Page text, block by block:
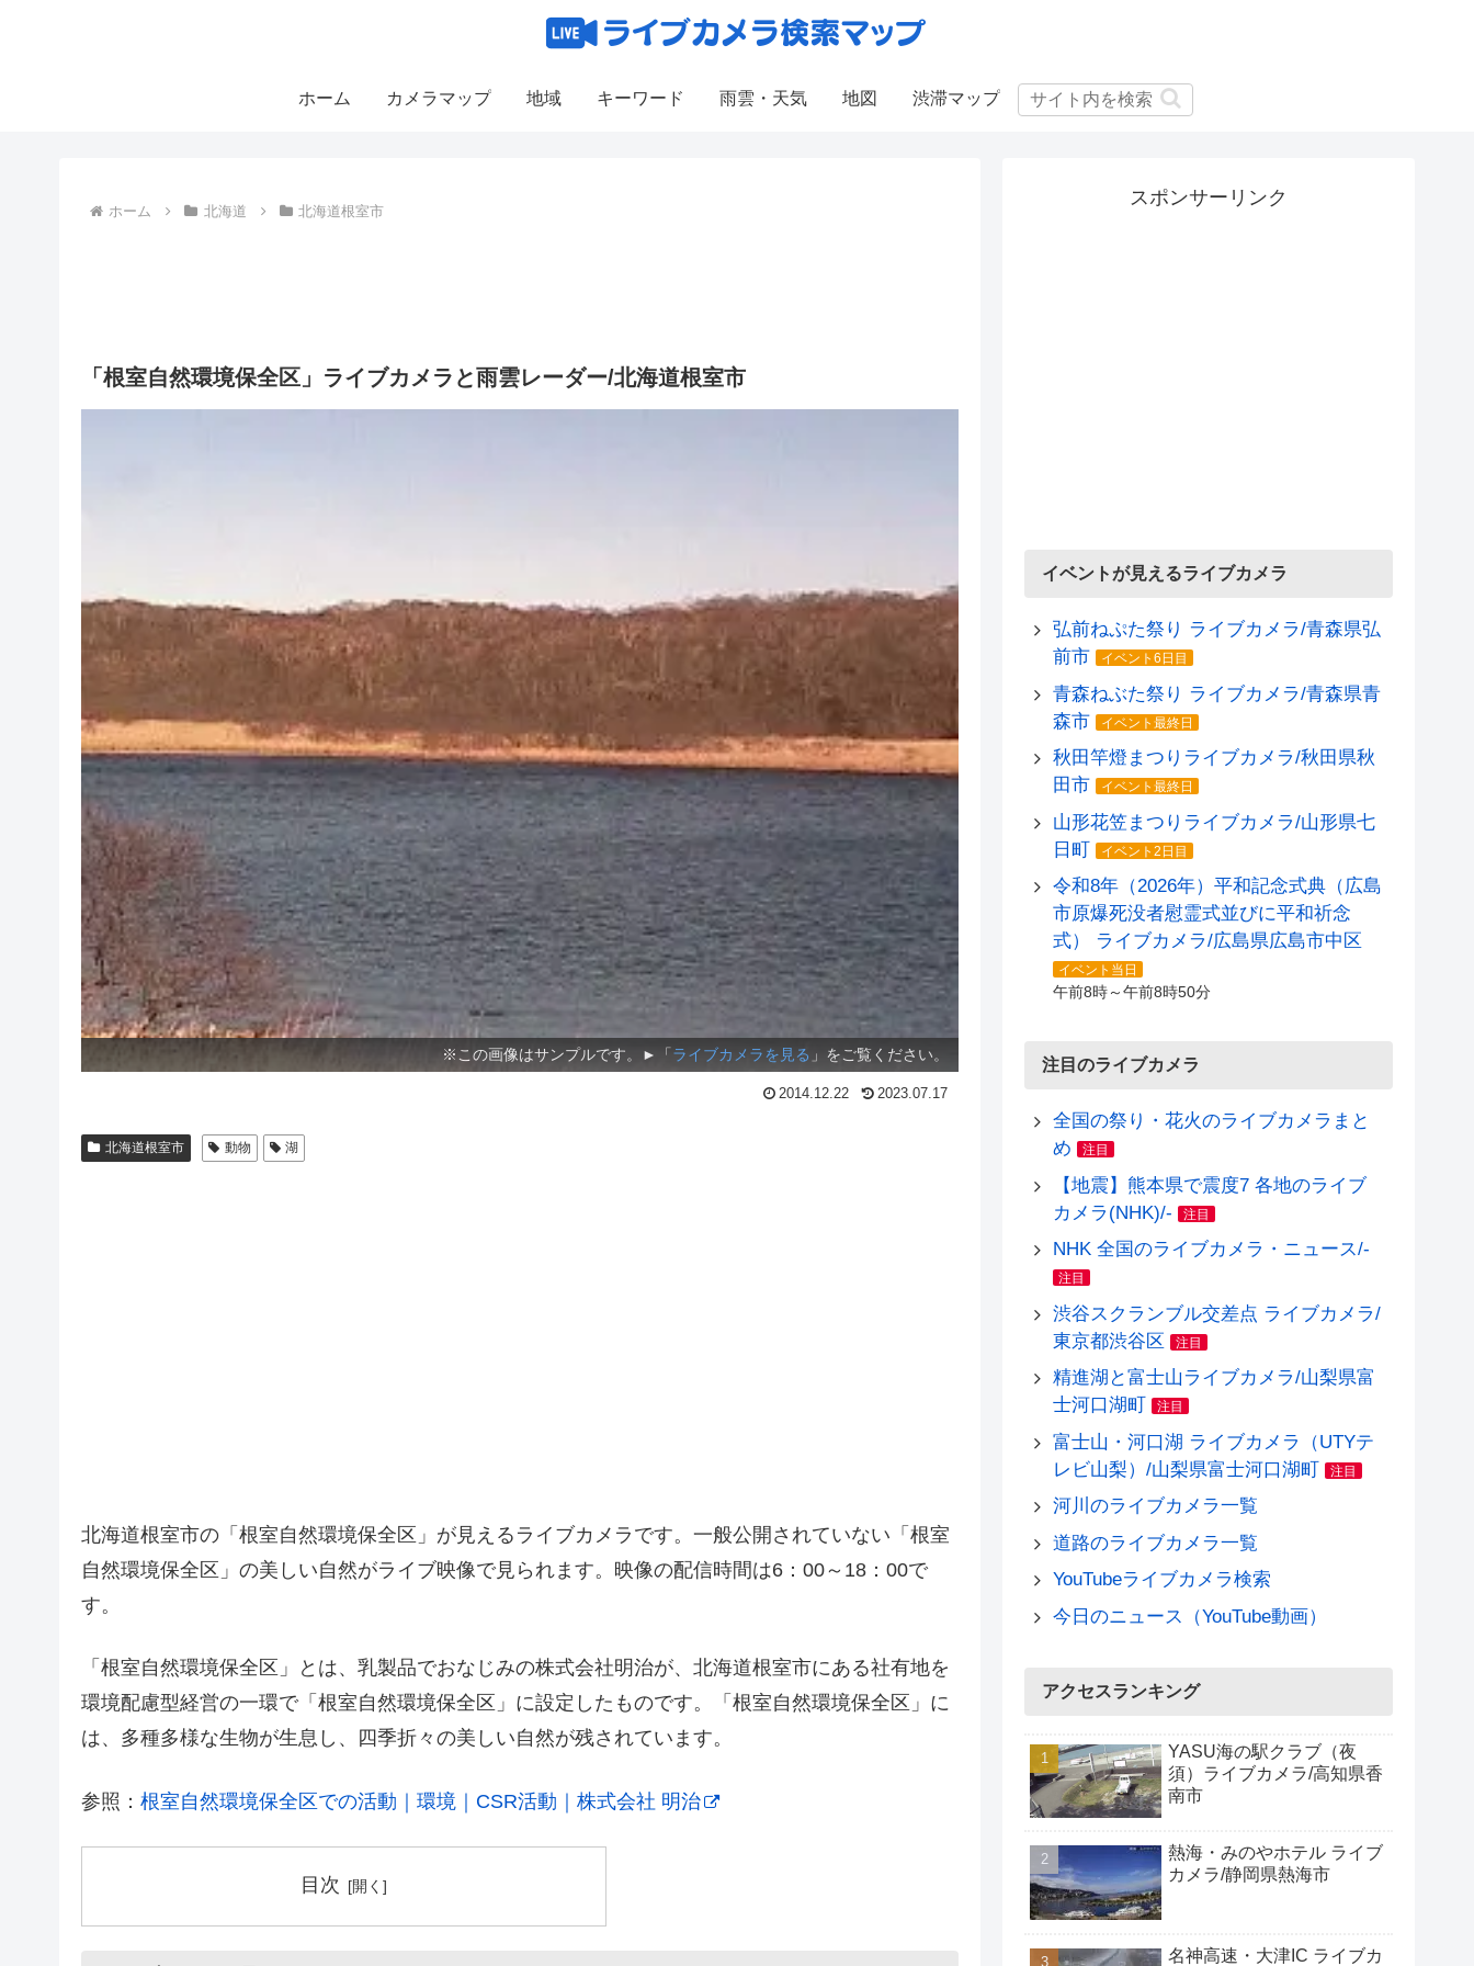
ホーム カメラマップ 地域 キーワード 雨雲・天気 地図 渋滞マップ
ホーム 北海道 北海道根室市
「根室自然環境保全区」ライブカメラと雨雲レーダー/北海道根室市
※この画像はサンプルです。►「 ライブカメラを見る 」をご覧ください。
2014.12.22 2023.07.17
北海道根室市 動物 湖
北海道根室市の「根室自然環境保全区」が見えるライブカメラです。一般公開されていない「根室
自然環境保全区」の美しい自然がライブ映像で見られます。映像の配信時間は6：00～18：00で
す。
「根室自然環境保全区」とは、乳製品でおなじみの株式会社明治が、北海道根室市にある社有地を
環境配慮型経営の一環で「根室自然環境保全区」に設定したものです。「根室自然環境保全区」に
は、多種多様な生物が生息し、四季折々の美しい自然が残されています。
参照： 根室自然環境保全区での活動｜環境｜CSR活動｜株式会社 明治
目次
スポンサーリンク
イベントが見えるライブカメラ
弘前ねぷた祭り ライブカメラ/青森県弘
前市
イベント6日目
青森ねぶた祭り ライブカメラ/青森県青
森市
イベント最終日
秋田竿燈まつりライブカメラ/秋田県秋
田市
イベント最終日
山形花笠まつりライブカメラ/山形県七
日町
イベント2日目
令和8年（2026年）平和記念式典（広島
市原爆死没者慰霊式並びに平和祈念
式） ライブカメラ/広島県広島市中区
イベント当日
午前8時～午前8時50分
注目のライブカメラ
全国の祭り・花火のライブカメラまと
め
注目
【地震】熊本県で震度7 各地のライブ
カメラ(NHK)/-
注目
NHK 全国のライブカメラ・ニュース/-
注目
渋谷スクランブル交差点 ライブカメラ/
東京都渋谷区
注目
精進湖と富士山ライブカメラ/山梨県富
士河口湖町
注目
富士山・河口湖 ライブカメラ（UTYテ
レビ山梨）/山梨県富士河口湖町
注目
河川のライブカメラ一覧
道路のライブカメラ一覧
YouTubeライブカメラ検索
今日のニュース（YouTube動画）
アクセスランキング
YASU海の駅クラブ（夜
須）ライブカメラ/高知県香
南市
熱海・みのやホテル ライブ
カメラ/静岡県熱海市
名神高速・大津IC ライブカ